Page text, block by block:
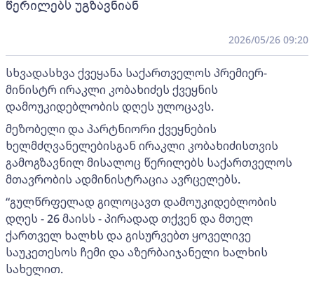
წერილებს უგზავნიან
2026/05/26 09:20
სხვადასხვა ქვეყანა საქართველოს პრემიერ-
მინისტრ ირაკლი კობახიძეს ქვეყნის
დამოუკიდებლობის დღეს ულოცავს.
მეზობელი და პარტნიორი ქვეყნების
ხელმძღვანელებისგან ირაკლი კობახიძისთვის
გამოგზავნილ მისალოც წერილებს საქართველოს
მთავრობის ადმინისტრაცია ავრცელებს.
“გულწრფელად გილოცავთ დამოუკიდებლობის
დღეს - 26 მაისს - პირადად თქვენ და მთელ
ქართველ ხალხს და გისურვებთ ყოველივე
საუკეთესოს ჩემი და აზერბაიჯანელი ხალხის
სახელით.